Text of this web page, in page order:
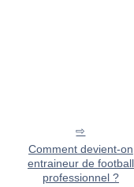
Comment devient-on
entraineur de football
professionnel ?